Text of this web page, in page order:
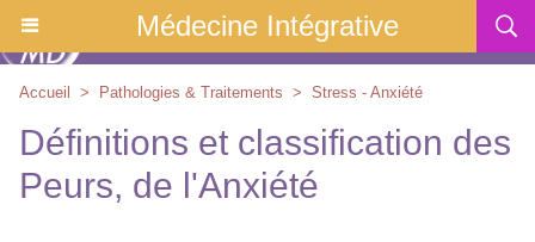
Médecine Intégrative
Accueil > Pathologies & Traitements > Stress - Anxiété
Définitions et classification des
Peurs, de l'Anxiété